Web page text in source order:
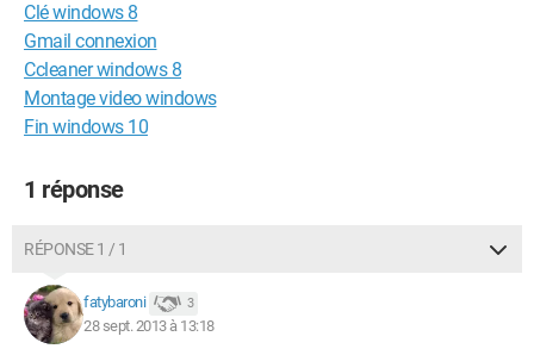
Clé windows 8
Gmail connexion
Ccleaner windows 8
Montage video windows
Fin windows 10
1 réponse
RÉPONSE 1 / 1
fatybaroni 3
28 sept. 2013 à 13:18